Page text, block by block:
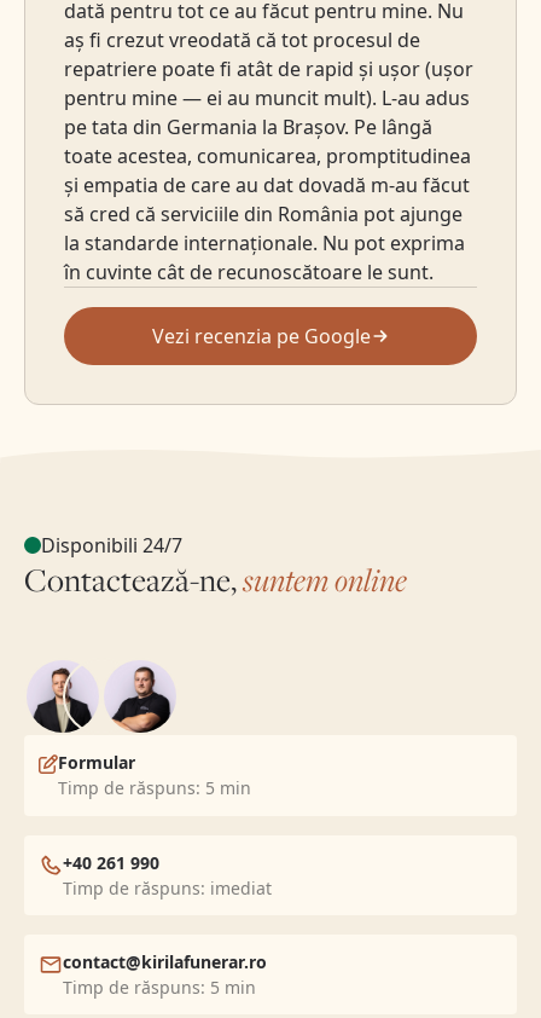
dată pentru tot ce au făcut pentru mine. Nu
aș fi crezut vreodată că tot procesul de
repatriere poate fi atât de rapid și ușor (ușor
pentru mine — ei au muncit mult). L-au adus
pe tata din Germania la Brașov. Pe lângă
toate acestea, comunicarea, promptitudinea
și empatia de care au dat dovadă m-au făcut
să cred că serviciile din România pot ajunge
la standarde internaționale. Nu pot exprima
în cuvinte cât de recunoscătoare le sunt.
Vezi recenzia pe Google
Disponibili 24/7
Contactează-ne,suntem online
Formular
Timp de răspuns: 5 min
+40 261 990
Timp de răspuns: imediat
contact@kirilafunerar.ro
Timp de răspuns: 5 min